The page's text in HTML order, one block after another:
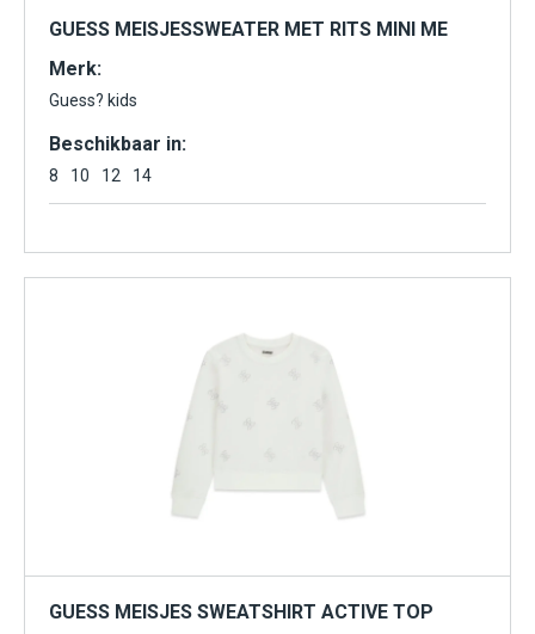
GUESS MEISJESSWEATER MET RITS MINI ME
Merk:
Guess? kids
Beschikbaar in:
8 10 12 14
GUESS MEISJES SWEATSHIRT ACTIVE TOP